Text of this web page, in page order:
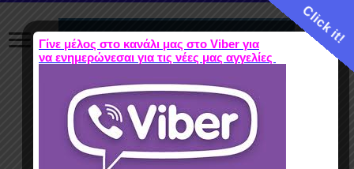
Click it!
Γίνε μέλος στο κανάλι μας στο Viber για
να ενημερώνεσαι για τις νέες μας αγγελίες